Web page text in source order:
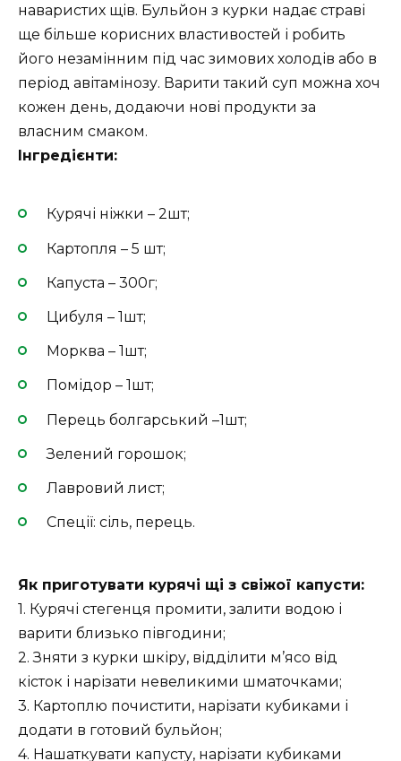
наваристих щів. Бульйон з курки надає страві
ще більше корисних властивостей і робить
його незамінним під час зимових холодів або в
період авітамінозу. Варити такий суп можна хоч
кожен день, додаючи нові продукти за
власним смаком.
Інгредієнти:
Курячі ніжки – 2шт;
Картопля – 5 шт;
Капуста – 300г;
Цибуля – 1шт;
Морква – 1шт;
Помідор – 1шт;
Перець болгарський –1шт;
Зелений горошок;
Лавровий лист;
Спеції: сіль, перець.
Як приготувати курячі щі з свіжої капусти:
1. Курячі стегенця промити, залити водою і
варити близько півгодини;
2. Зняти з курки шкіру, відділити м’ясо від
кісток і нарізати невеликими шматочками;
3. Картоплю почистити, нарізати кубиками і
додати в готовий бульйон;
4. Нашаткувати капусту, нарізати кубиками